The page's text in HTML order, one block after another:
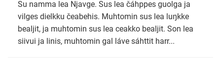
Su namma lea Njavge. Sus lea čáhppes guolga ja
vilges dielkku čeabehis. Muhtomin sus lea luŋkke
bealjit, ja muhtomin sus lea ceakko bealjit. Son lea
siivui ja linis, muhtomin gal láve sáhttit harr...